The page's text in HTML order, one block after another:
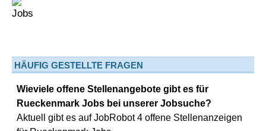
HÄUFIG GESTELLTE FRAGEN
Wieviele offene Stellenangebote gibt es für
Rueckenmark Jobs bei unserer Jobsuche?
Aktuell gibt es auf JobRobot 4 offene Stellenanzeigen